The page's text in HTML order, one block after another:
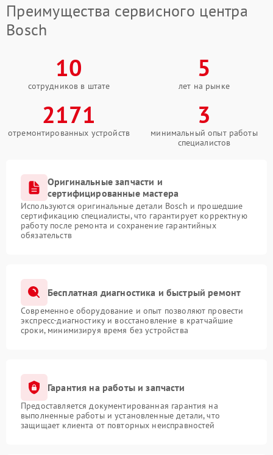
Преимущества сервисного центра
Bosch
10
сотрудников в штате
5
лет на рынке
2171
отремонтированных устройств
3
минимальный опыт работы
специалистов
Оригинальные запчасти и
сертифицированные мастера
Используются оригинальные детали Bosch и прошедшие
сертификацию специалисты, что гарантирует корректную
работу после ремонта и сохранение гарантийных
обязательств
Бесплатная диагностика и быстрый ремонт
Современное оборудование и опыт позволяют провести
экспресс-диагностику и восстановление в кратчайшие
сроки, минимизируя время без устройства
Гарантия на работы и запчасти
Предоставляется документированная гарантия на
выполненные работы и установленные детали, что
защищает клиента от повторных неисправностей